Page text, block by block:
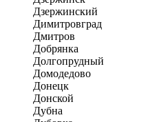
Дзержинский
Димитровград
Дмитров
Добрянка
Долгопрудный
Домодедово
Донецк
Донской
Дубна